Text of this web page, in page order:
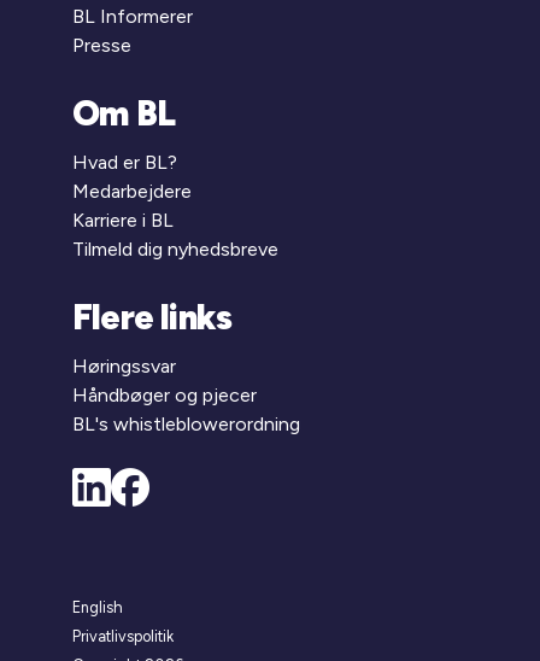
BL Informerer
Presse
Om BL
Hvad er BL?
Medarbejdere
Karriere i BL
Tilmeld dig nyhedsbreve
Flere links
Høringssvar
Håndbøger og pjecer
BL's whistleblowerordning
English
Privatlivspolitik